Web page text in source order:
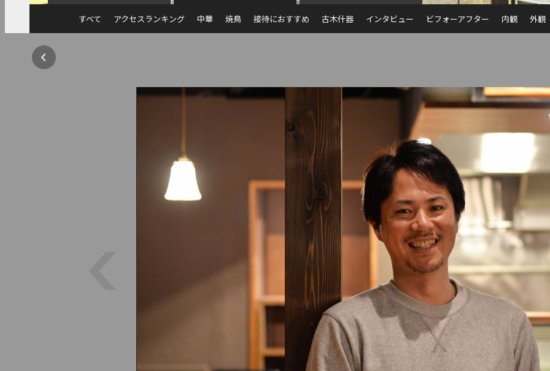
すべて アクセスランキング 中華 焼鳥 接待におすすめ 古木什器 インタビュー ビフォーアフター 内観 外観